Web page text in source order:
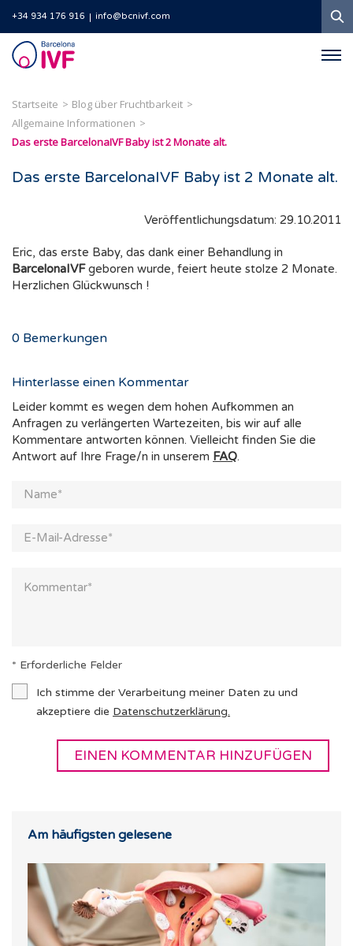
+34 934 176 916 info@bcnivf.com
Barcelona
IVF
Startseite
Blog über Fruchtbarkeit
Allgemaine Informationen
Das erste BarcelonaIVF Baby ist 2 Monate alt.
Das erste BarcelonaIVF Baby ist 2 Monate alt.
Veröffentlichungsdatum: 29.10.2011
Eric, das erste Baby, das dank einer Behandlung in
BarcelonaIVFgeboren wurde, feiert heute stolze 2 Monate.
Herzlichen Glückwunsch !
0 Bemerkungen
Hinterlasse einen Kommentar
Leider kommt es wegen dem hohen Aufkommen an
Anfragen zu verlängerten Wartezeiten, bis wir auf alle
Kommentare antworten können. Vielleicht finden Sie die
Antwort auf Ihre Frage/n in unserem FAQ.
* Erforderliche Felder
Ich stimme der Verarbeitung meiner Daten zu und
akzeptiere die Datenschutzerklärung.
Am häufigsten gelesene